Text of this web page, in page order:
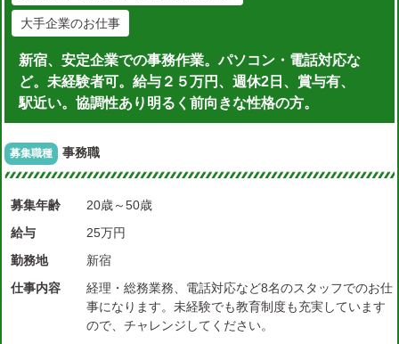
大手企業のお仕事
新宿、安定企業での事務作業。パソコン・電話対応な
ど。未経験者可。給与２５万円、週休2日、賞与有、
駅近い。協調性あり明るく前向きな性格の方。
募集職種 事務職
募集年齢
20歳～50歳
給与
25万円
勤務地
新宿
仕事内容
経理・総務業務、電話対応など8名のスタッフでのお仕
事になります。未経験でも教育制度も充実しています
ので、チャレンジしてください。